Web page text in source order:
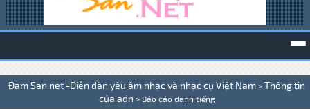
Đam San.net -Diễn đàn yêu âm nhạc và nhạc cụ Việt Nam > Thông tin
của adn > Báo cáo danh tiếng